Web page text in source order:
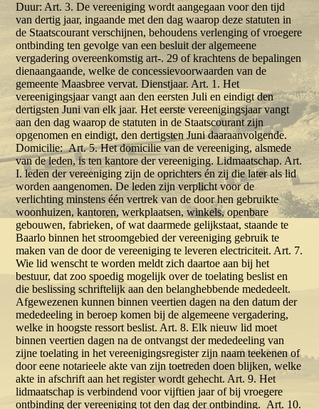
Duur: Art. 3. De vereeniging wordt aangegaan voor den tijd
van dertig jaar, ingaande met den dag waarop deze statuten in
de Staatscourant verschijnen, behoudens verlenging of vroegere
ontbinding ten gevolge van een besluit der algemeene
vergadering overeenkomstig art-. 29 of krachtens de bepalingen
dienaangaande, welke de concessievoorwaarden van de
gemeente Maasbree vervat. Dienstjaar. Art. 1. Het
vereenigingsjaar vangt aan den eersten Juli en eindigt den
dertigsten Juni van elk jaar. Het eerste vereenigingsjaar vangt
aan den dag waarop de statuten in de Staatscourant zijn
opgenomen en eindigt, den dertigsten Juni daaraanvolgende.
Domicilie: Art. 5. Het domicilie van de vereeniging, alsmede
van de leden, is ten kantore der vereeniging. Lidmaatschap. Art.
I. leden der vereeniging zijn de oprichters én zij die later als lid
worden aangenomen. De leden zijn verplicht voor de
verlichting minstens één vertrek van de door hen gebruikte
woonhuizen, kantoren, werkplaatsen, winkels, openbare
gebouwen, fabrieken, of wat daarmede gelijkstaat, staande te
Baarlo binnen het stroomgebied der vereeniging gebruik te
maken van de door de vereeniging te leveren electriciteit. Art. 7.
Wie lid wenscht te worden meldt zich daartoe aan bij het
bestuur, dat zoo spoedig mogelijk over de toelating beslist en
die beslissing schriftelijk aan den belanghebbende mededeelt.
Afgewezenen kunnen binnen veertien dagen na den datum der
mededeeling in beroep komen bij de algemeene vergadering,
welke in hoogste ressort beslist. Art. 8. Elk nieuw lid moet
binnen veertien dagen na de ontvangst der mededeeling van
zijne toelating in het vereenigingsregister zijn naam teekenen of
door eene notarieele akte van zijn toetreden doen blijken, welke
akte in afschrift aan het register wordt gehecht. Art. 9. Het
lidmaatschap is verbindend voor vijftien jaar of bij vroegere
ontbinding der vereeniging tot den dag der ontbinding. Art. 10.